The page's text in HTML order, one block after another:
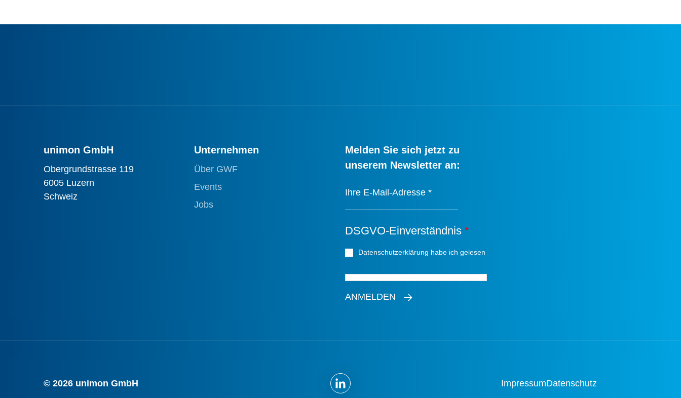
unimon GmbH
Obergrundstrasse 119
6005 Luzern
Schweiz
Unternehmen
Über GWF
Events
Jobs
Melden Sie sich jetzt zu
unserem Newsletter an:
Ihre E-Mail-Adresse *
DSGVO-Einverständnis *
Datenschutzerklärung habe ich gelesen
ANMELDEN
© 2026 unimon GmbH ImpressumDatenschutz